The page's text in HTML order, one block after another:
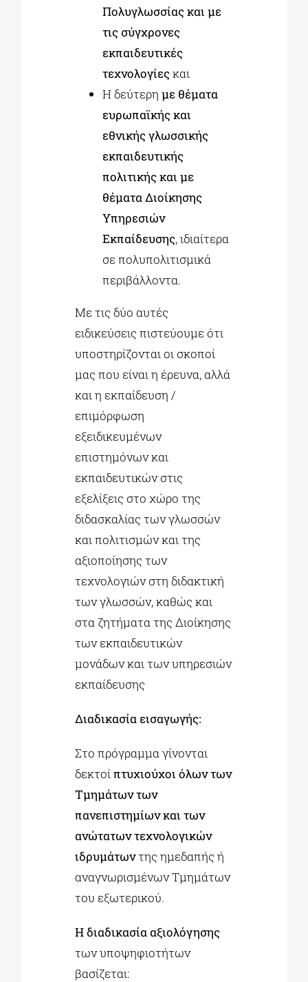
Πολυγλωσσίας και με
τις σύγχρονες
εκπαιδευτικές
τεχνολογίεςκαι
Η δεύτερημε θέματα
ευρωπαϊκής και
εθνικής γλωσσικής
εκπαιδευτικής
πολιτικής και με
θέματα Διοίκησης
Υπηρεσιών
Εκπαίδευσης, ιδιαίτερα
σε πολυπολιτισμικά
περιβάλλοντα.
Με τις δύο αυτές
ειδικεύσεις πιστεύουμε ότι
υποστηρίζονται οι σκοποί
μας που είναι η έρευνα, αλλά
και η εκπαίδευση /
επιμόρφωση
εξειδικευμένων
επιστημόνων και
εκπαιδευτικών στις
εξελίξεις στο χώρο της
διδασκαλίας των γλωσσών
και πολιτισμών και της
αξιοποίησης των
τεχνολογιών στη διδακτική
των γλωσσών, καθώς και
στα ζητήματα της Διοίκησης
των εκπαιδευτικών
μονάδων και των υπηρεσιών
εκπαίδευσης
Διαδικασία εισαγωγής:
Στο πρόγραμμα γίνονται
δεκτοίπτυχιούχοι όλων των
Τμημάτων των
πανεπιστημίων και των
ανώτατων τεχνολογικών
ιδρυμάτωντης ημεδαπής ή
αναγνωρισμένων Τμημάτων
του εξωτερικού.
Η διαδικασία αξιολόγησης
των υποψηφιοτήτων
βασίζεται: